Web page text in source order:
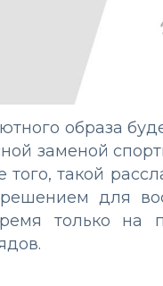
образа
заменой
такой
для
только